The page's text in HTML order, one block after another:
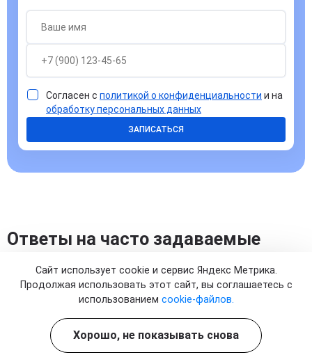
Согласен с политикой о конфиденциальности и на
обработку персональных данных
ЗАПИСАТЬСЯ
Ответы на часто задаваемые
вопросы
Когда назначают капельницу с натрием и в
Сайт использует cookie и сервис Яндекс Метрика.
Продолжая использовать этот сайт, вы соглашаетесь с
использованием cookie-файлов.
Хорошо, не показывать снова